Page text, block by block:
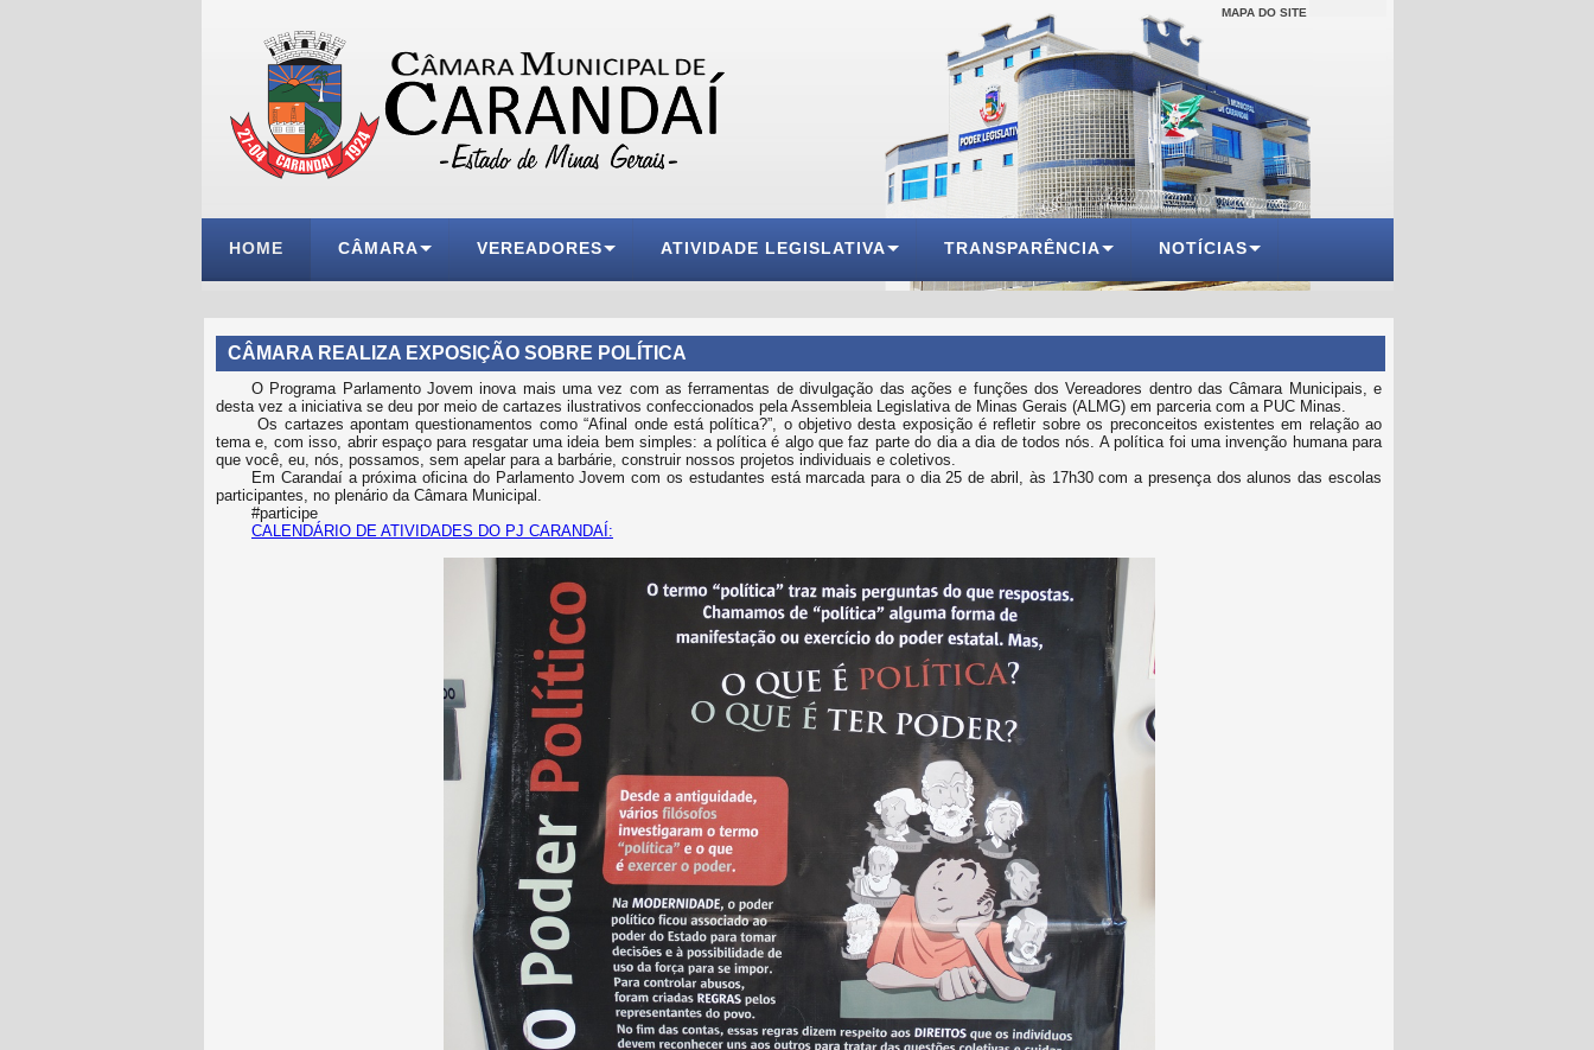
MAPA DO SITE
HOME CÂMARA VEREADORES ATIVIDADE LEGISLATIVA TRANSPARÊNCIA NOTÍCIAS
CÂMARA REALIZA EXPOSIÇÃO SOBRE POLÍTICA
O Programa Parlamento Jovem inova mais uma vez com as ferramentas de divulgação das ações e funções dos Vereadores dentro das Câmara Municipais, e
desta vez a iniciativa se deu por meio de cartazes ilustrativos confeccionados pela Assembleia Legislativa de Minas Gerais (ALMG) em parceria com a PUC Minas.
Os cartazes apontam questionamentos como “Afinal onde está política?”, o objetivo desta exposição é refletir sobre os preconceitos existentes em relação ao
tema e, com isso, abrir espaço para resgatar uma ideia bem simples: a política é algo que faz parte do dia a dia de todos nós. A política foi uma invenção humana para
que você, eu, nós, possamos, sem apelar para a barbárie, construir nossos projetos individuais e coletivos.
Em Carandaí a próxima oficina do Parlamento Jovem com os estudantes está marcada para o dia 25 de abril, às 17h30 com a presença dos alunos das escolas
participantes, no plenário da Câmara Municipal.
#participe
CALENDÁRIO DE ATIVIDADES DO PJ CARANDAÍ: